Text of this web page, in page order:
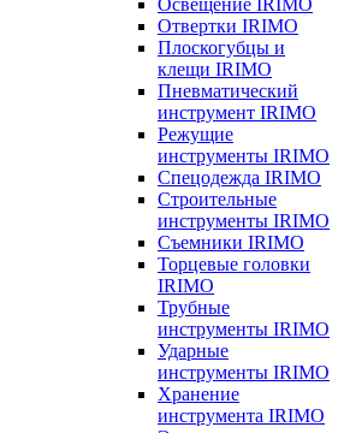
Освещение IRIMO
Отвертки IRIMO
Плоскогубцы и
клещи IRIMO
Пневматический
инструмент IRIMO
Режущие
инструменты IRIMO
Спецодежда IRIMO
Строительные
инструменты IRIMO
Съемники IRIMO
Торцевые головки
IRIMO
Трубные
инструменты IRIMO
Ударные
инструменты IRIMO
Хранение
инструмента IRIMO